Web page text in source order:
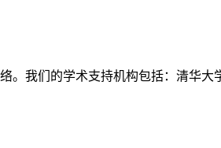
。我们的学术支持机构包括：清华大